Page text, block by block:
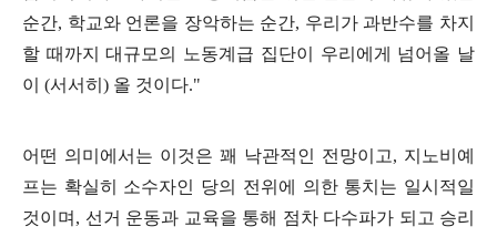
순간, 학교와 언론을 장악하는 순간, 우리가 과반수를 차지
할 때까지 대규모의 노동계급 집단이 우리에게 넘어올 날
이 (서서히 ) 올 것이다."
어떤 의미에서는 이것은 꽤 낙관적인 전망이고, 지노비예
프는 확실히 소수자인 당의 전위에 의한 통치는 일시적일
것이며 , 선거 운동과 교육을 통해 점차 다수파가 되고 승리